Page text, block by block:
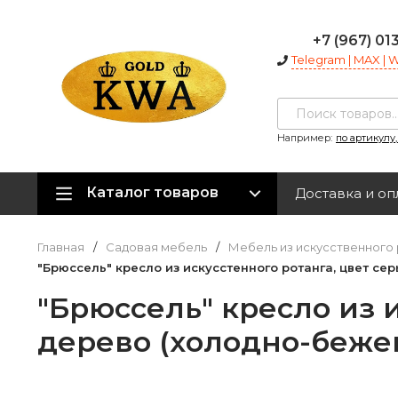
+7 (967)
Telegram | MAX |
Например: по
Каталог товаров Доставка и
Главная / Садовая мебель /
Мебель из искусственного
"Брюссель" кресло из искусстенного ротанга, цвет
"Брюссель" кресло из
дерево (холодно-